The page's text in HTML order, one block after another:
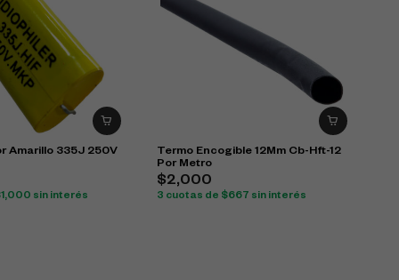
Amarillo 335J 250V
1,000 sin interés
Termo Encogible 12Mm Cb-Hft-12
Por Metro
$2,000
3 cuotas de $667 sin interés